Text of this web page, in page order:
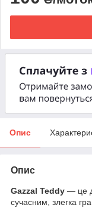
Опис
Опис
Gazzal Teddy — це
сучасним, злегка